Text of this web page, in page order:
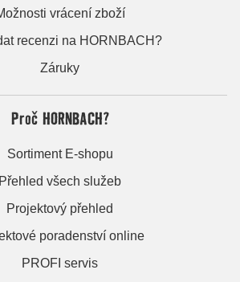
vrácení zboží
recenzi na HORNBACH?
Záruky
Proč HORNBACH?
Sortiment E-shopu
Přehled všech služeb
Projektový přehled
poradenství online
PROFI servis